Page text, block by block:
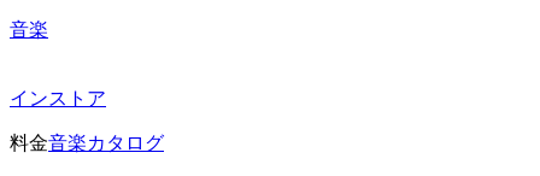
音楽
インストア
料金音楽カタログ